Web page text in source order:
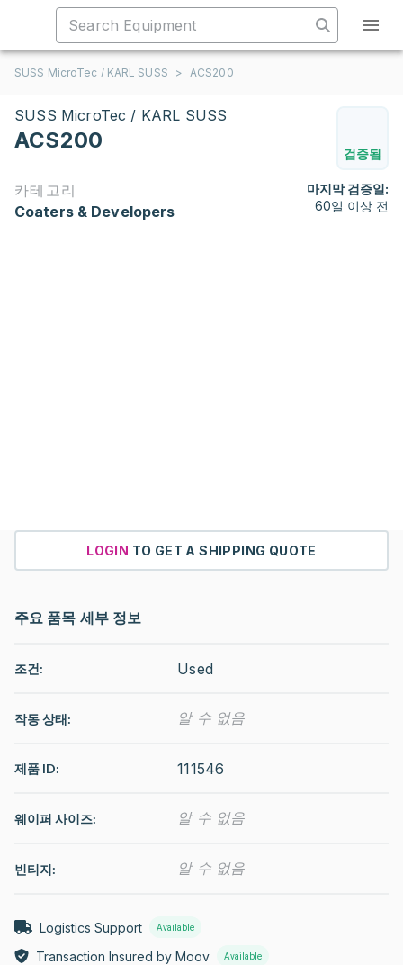
SUSS MicroTec / KARL SUSS > ACS200
SUSS MicroTec / KARL SUSS
ACS200
검증됨
카테고리
Coaters & Developers
마지막 검증일:
60일 이상 전
LOGIN TO GET A SHIPPING QUOTE
주요 품목 세부 정보
조건: Used
작동 상태: 알 수 없음
제품 ID: 111546
웨이퍼 사이즈: 알 수 없음
빈티지: 알 수 없음
Logistics Support Available
Transaction Insured by Moov Available